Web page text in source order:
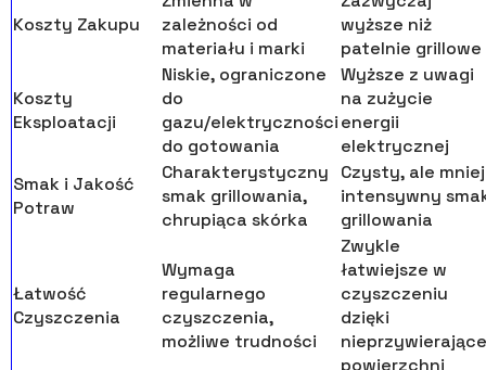
Koszty Zakupu
zależności od
materiału i marki
wyższe niż
patelnie grillowe
Koszty
Eksploatacji
Niskie, ograniczone
do
gazu/elektryczności
do gotowania
Wyższe z uwagi
na zużycie
energii
elektrycznej
Smak i Jakość
Potraw
Charakterystyczny
smak grillowania,
chrupiąca skórka
Czysty, ale mniej
intensywny
grillowania
Łatwość
Czyszczenia
Wymaga
regularnego
czyszczenia,
możliwe trudności
Zwykle
łatwiejsze w
czyszczeniu
dzięki
powierzchni